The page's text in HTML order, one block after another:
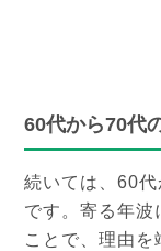
60代から70代
続いては、60
です。寄る年波
ことで、理由を